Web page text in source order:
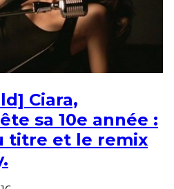
Ciara,
sa 10e année :
titre et le remix